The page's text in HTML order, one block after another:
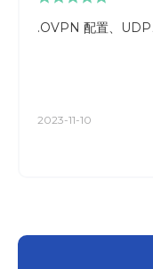
.OVPN 配置、
2023-11-10